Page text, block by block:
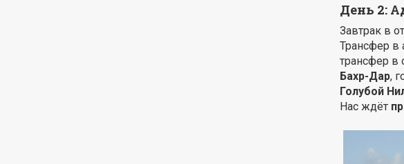
День 2:
Завтрак в
Трансфер в
трансфер в
Бахр-Дар,
Голубой
Нас ждёт